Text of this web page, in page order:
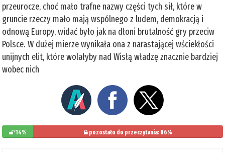
przeurocze, choć mało trafne nazwy części tych sił, które w
gruncie rzeczy mało mają wspólnego z ludem, demokracją i
odnową Europy, widać było jak na dłoni brutalność gry przeciw
Polsce. W dużej mierze wynikała ona z narastającej wściekłości
unijnych elit, które wolałyby nad Wisłą władzę znacznie bardziej
wobec nich
14% pozostało do przeczytania: 86%